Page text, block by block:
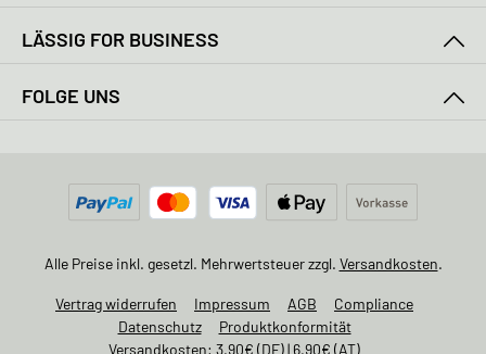
LÄSSIG FOR BUSINESS
FOLGE UNS
Alle Preise inkl. gesetzl. Mehrwertsteuer zzgl. Versandkosten.
Vertrag widerrufen Impressum AGB
Compliance
Datenschutz
Produktkonformität
Versandkosten: 3,90€ (DE) | 6,90€ (AT)